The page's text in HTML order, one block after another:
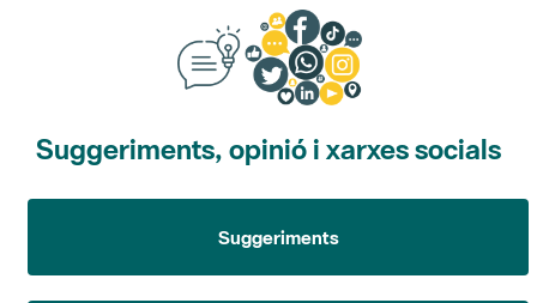
Suggeriments, opinió i xarxes socials
Suggeriments